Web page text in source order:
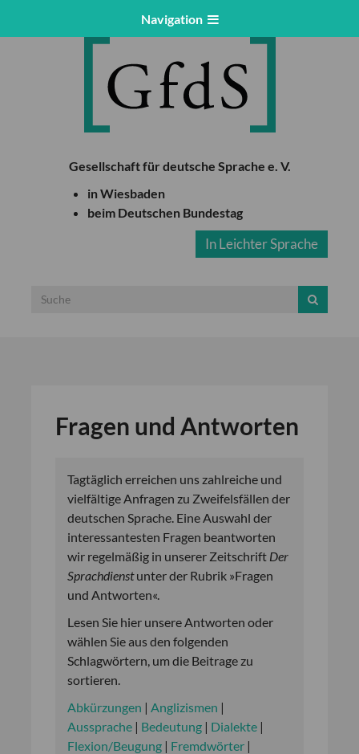
Navigation
Gesellschaft für deutsche Sprache e. V.
in Wiesbaden
beim Deutschen Bundestag
In Leichter Sprache
Fragen und Antworten
Tagtäglich erreichen uns zahlreiche und
vielfältige Anfragen zu Zweifelsfällen der
deutschen Sprache. Eine Auswahl der
interessantesten Fragen beantworten
wir regelmäßig in unserer Zeitschrift Der
Sprachdienstunter der Rubrik »Fragen
und Antworten«.
Lesen Sie hier unsere Antworten oder
wählen Sie aus den folgenden
Schlagwörtern, um die Beitrage zu
sortieren.
Abkürzungen | Anglizismen |
Aussprache | Bedeutung | Dialekte |
Flexion/Beugung | Fremdwörter |